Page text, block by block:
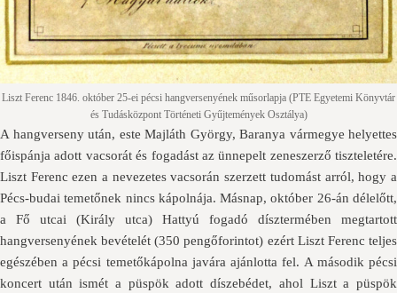
Liszt Ferenc 1846. október 25-ei pécsi hangversenyének műsorlapja (PTE Egyetemi Könyvtár
és Tudásközpont Történeti Gyűjtemények Osztálya)
A hangverseny után, este Majláth György, Baranya vármegye helyettes
főispánja adott vacsorát és fogadást az ünnepelt zeneszerző tiszteletére.
Liszt Ferenc ezen a nevezetes vacsorán szerzett tudomást arról, hogy a
Pécs-budai temetőnek nincs kápolnája. Másnap, október 26-án délelőtt,
a Fő utcai (Király utca) Hattyú fogadó dísztermében megtartott
hangversenyének bevételét (350 pengőforintot) ezért Liszt Ferenc teljes
egészében a pécsi temetőkápolna javára ajánlotta fel. A második pécsi
koncert után ismét a püspök adott díszebédet, ahol Liszt a püspök